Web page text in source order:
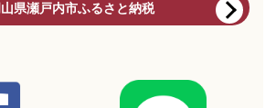
山県瀬戸内市ふるさと納税